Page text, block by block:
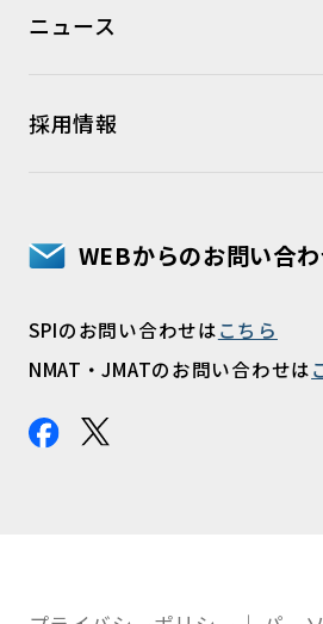
ニュース
採用情報
WEBからのお問い合
SPIのお問い合わせはこちら
NMAT・JMATのお問い合わせは